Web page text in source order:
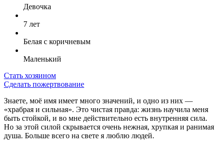
Девочка
7 лет
Белая с коричневым
Маленький
Стать хозяином
Сделать пожертвование
Знаете, моё имя имеет много значений, и одно из них —
«храбрая и сильная». Это чистая правда: жизнь научила меня
быть стойкой, и во мне действительно есть внутренняя сила.
Но за этой силой скрывается очень нежная, хрупкая и ранимая
душа. Больше всего на свете я люблю людей.